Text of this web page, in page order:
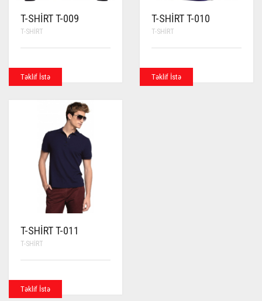
T-SHIRT T-009
T-SHIRT
Təklif İstə
T-SHIRT T-010
T-SHIRT
Təklif İstə
T-SHIRT T-011
T-SHIRT
Təklif İstə